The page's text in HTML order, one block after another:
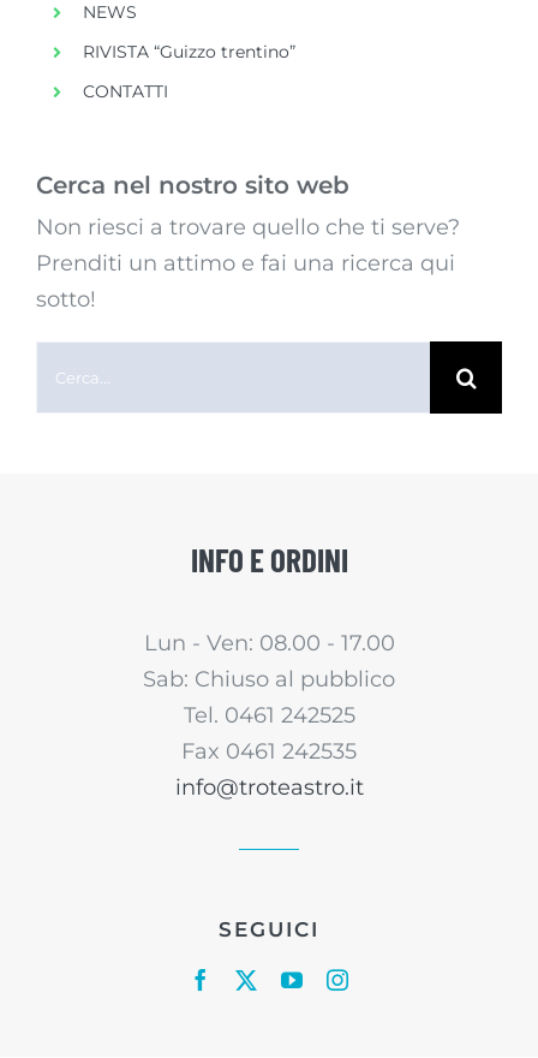
NEWS
RIVISTA “Guizzo trentino”
CONTATTI
Cerca nel nostro sito web
Non riesci a trovare quello che ti serve?
Prenditi un attimo e fai una ricerca qui
sotto!
INFO E ORDINI
Lun - Ven: 08.00 - 17.00
Sab: Chiuso al pubblico
Tel. 0461 242525
Fax 0461 242535
info@troteastro.it
SEGUICI